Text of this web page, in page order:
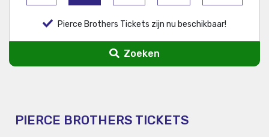
Pierce Brothers Tickets zijn nu beschikbaar!
Zoeken
PIERCE BROTHERS TICKETS